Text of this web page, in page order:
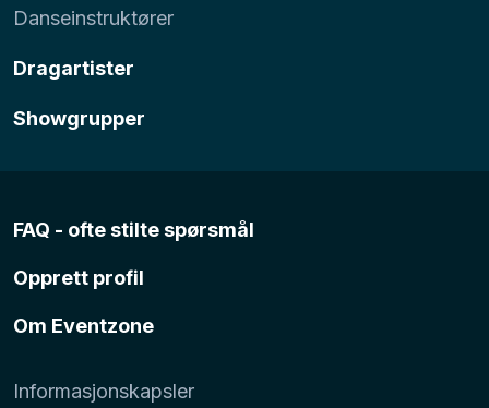
Danseinstruktører
Dragartister
Showgrupper
FAQ - ofte stilte spørsmål
Opprett profil
Om Eventzone
Informasjonskapsler